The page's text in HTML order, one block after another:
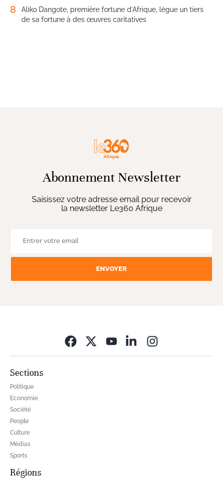
8
Aliko Dangote, première fortune d’Afrique, lègue un tiers
de sa fortune à des œuvres caritatives
Abonnement Newsletter
Saisissez votre adresse email pour recevoir
la newsletter Le360 Afrique
ENVOYER
Sections
Politique
Economie
Société
People
Culture
Médias
Sports
Régions